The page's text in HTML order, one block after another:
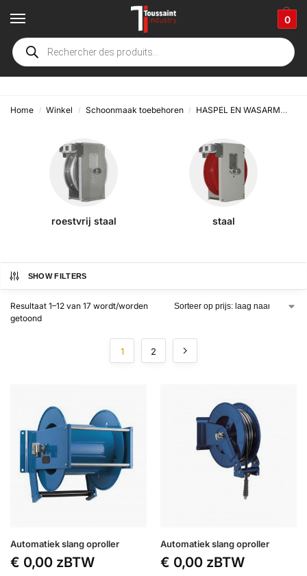
0
automatisch
Home / Winkel / Schoonmaak toebehoren / HASPEL EN WASARM
roestvrij staal staal
SHOW FILTERS
Resultaat 1–12 van 17 wordt/worden
getoond
1 2
Automatiek slang oproller
€ 0,00 zBTW
Automatiek slang oproller
€ 0,00 zBTW